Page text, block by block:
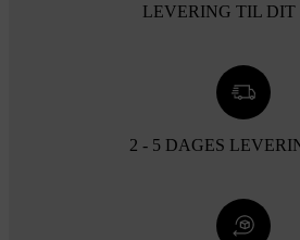
LEVERING TIL DIT
2 - 5 DAGES